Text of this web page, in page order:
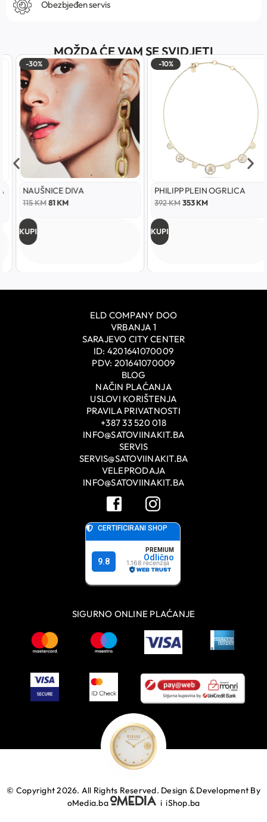
Obezbjeđen servis
MOŽDA ĆE VAM SE SVIDJETI
-30%
NAUŠNICE DIVA
KM81KM
KUPI
-10%
PHILIPP PLEIN OGRLICA
392KM353KM
KUPI
ELD COMPANY DOO
VRBANJA 1
SARAJEVO CITY CENTER
ID: 4201641070009
PDV: 201641070009
BLOG
NAČIN PLAĆANJA
USLOVI KORIŠTENJA
PRAVILA PRIVATNOSTI
+387 33 520 018
INFO@SATOVIINAKIT.BA
SERVIS
SERVIS@SATOVIINAKIT.BA
VELEPRODAJA
INFO@SATOVIINAKIT.BA
SIGURNO ONLINE PLAĆANJE
© Copyright 2026. All Rights Reserved. Design & Development By
oMedia.ba
iiShop.ba